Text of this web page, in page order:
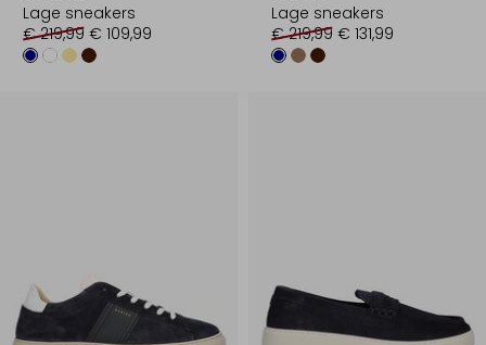
Lage sneakers
€ 219,99 € 109,99
Lage sneakers
€ 219,99 € 131,99